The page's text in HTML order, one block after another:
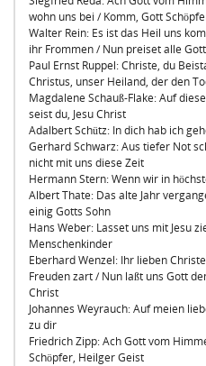
wohn uns bei / Komm, Gott
Walter Rein: Es ist das Heil uns
ihr Frommen / Nun preiset alle
Paul Ernst Ruppel: Christe, du
Christus, unser Heiland, der den
Magdalene Schauß-Flake: Auf
seist du, Jesu Christ
Adalbert Schütz: In dich hab ich
Gerhard Schwarz: Aus tiefer Not
nicht mit uns diese Zeit
Hermann Stern: Wenn wir in
Albert Thate: Das alte Jahr
einig Gotts Sohn
Hans Weber: Lasset uns mit Jesu
Menschenkinder
Eberhard Wenzel: Ihr lieben
Freuden zart / Nun laßt uns Gott
Christ
Johannes Weyrauch: Auf meien
zu dir
Friedrich Zipp: Ach Gott vom
Schöpfer, Heilger Geist